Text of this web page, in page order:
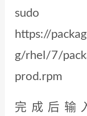
sudo
https://
g/rhel/7/
prod.rpm
完成后输